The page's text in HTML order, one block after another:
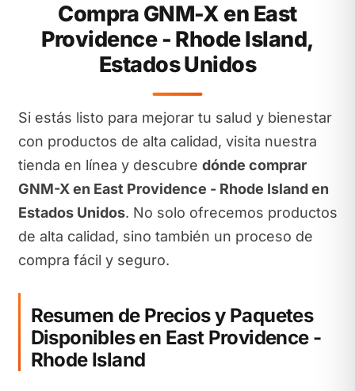
Compra GNM-X en East
Providence - Rhode Island,
Estados Unidos
Si estás listo para mejorar tu salud y bienestar
con productos de alta calidad, visita nuestra
tienda en línea y descubre dónde comprar
GNM-X en East Providence - Rhode Island en
Estados Unidos. No solo ofrecemos productos
de alta calidad, sino también un proceso de
compra fácil y seguro.
Resumen de Precios y Paquetes
Disponibles en East Providence -
Rhode Island